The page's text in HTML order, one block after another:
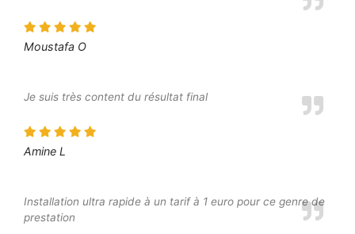
Moustafa O
Je suis très content du résultat final
Amine L
Installation ultra rapide à un tarif à 1 euro pour ce genre de
prestation